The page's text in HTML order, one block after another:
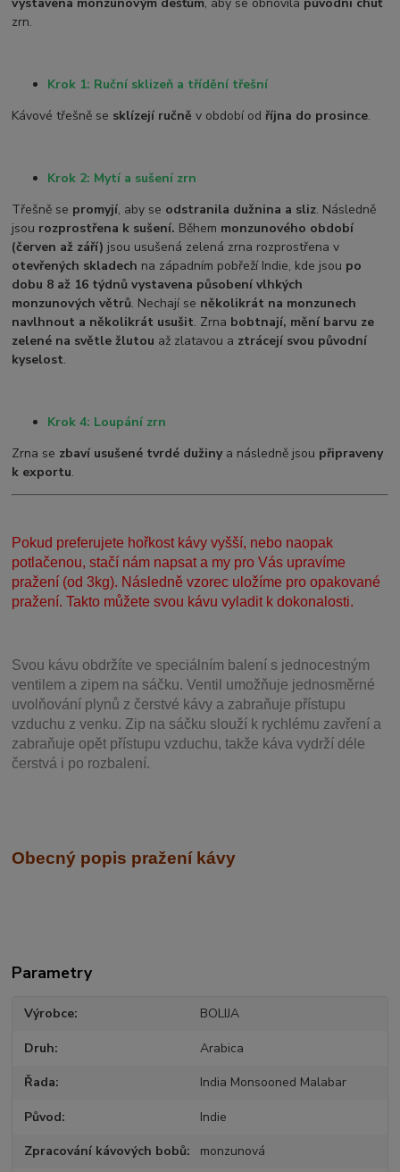
vystavena monzunovým dešťům, aby se obnovila původní chuť
zrn.
Krok 1: Ruční sklizeň a třídění třešní
Kávové třešně se sklízejí ručně v období od října do prosince.
Krok 2: Mytí a sušení zrn
Třešně se promyjí, aby se odstranila dužnina a sliz. Následně
jsou rozprostřena k sušení. Během monzunového období
(červen až září) jsou usušená zelená zrna rozprostřena v
otevřených skladech na západním pobřeží Indie, kde jsou po
dobu 8 až 16 týdnů vystavena působení vlhkých
monzunových větrů. Nechají se několikrát na monzunech
navlhnout a několikrát usušit. Zrna bobtnají, mění barvu ze
zelené na světle žlutou až zlatavou a ztrácejí svou původní
kyselost.
Krok 4: Loupání zrn
Zrna se zbaví usušené tvrdé dužinya následně jsou připraveny
k exportu.
Pokud preferujete hořkost kávy vyšší, nebo naopak
potlačenou, stačí nám napsat a my pro Vás upravíme
pražení (od 3kg). Následně vzorec uložíme pro opakované
pražení. Takto můžete svou kávu vyladit k dokonalosti.
Svou kávu obdržíte ve speciálním balení s jednocestným
ventilem a zipem na sáčku. Ventil umožňuje jednosměrné
uvolňování plynů z čerstvé kávy a zabraňuje přístupu
vzduchu z venku. Zip na sáčku slouží k rychlému zavření a
zabraňuje opět přístupu vzduchu, takže káva vydrží déle
čerstvá i po rozbalení.
Obecný popis pražení kávy
Parametry
Výrobce BOLIJA
Druh Arabica
Řada India Monsooned Malabar
Původ Indie
Zpracování kávových bobů monzunová